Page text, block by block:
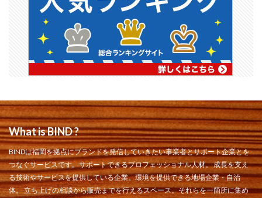
What is BIND ?
BINDは福岡を拠点にブランドを発信していきたい事業者とサポート企業とを
つなぐサービスです。サポートできるプロフェッショナル⼈材。 成⻑を⽀え
る技術やサービスを提供している企業。環境を提供できる地場企業・⾃治
体。 ⽴ち上げの相談から販売までを⾏えるスペース。それらを⼀箇所に集め